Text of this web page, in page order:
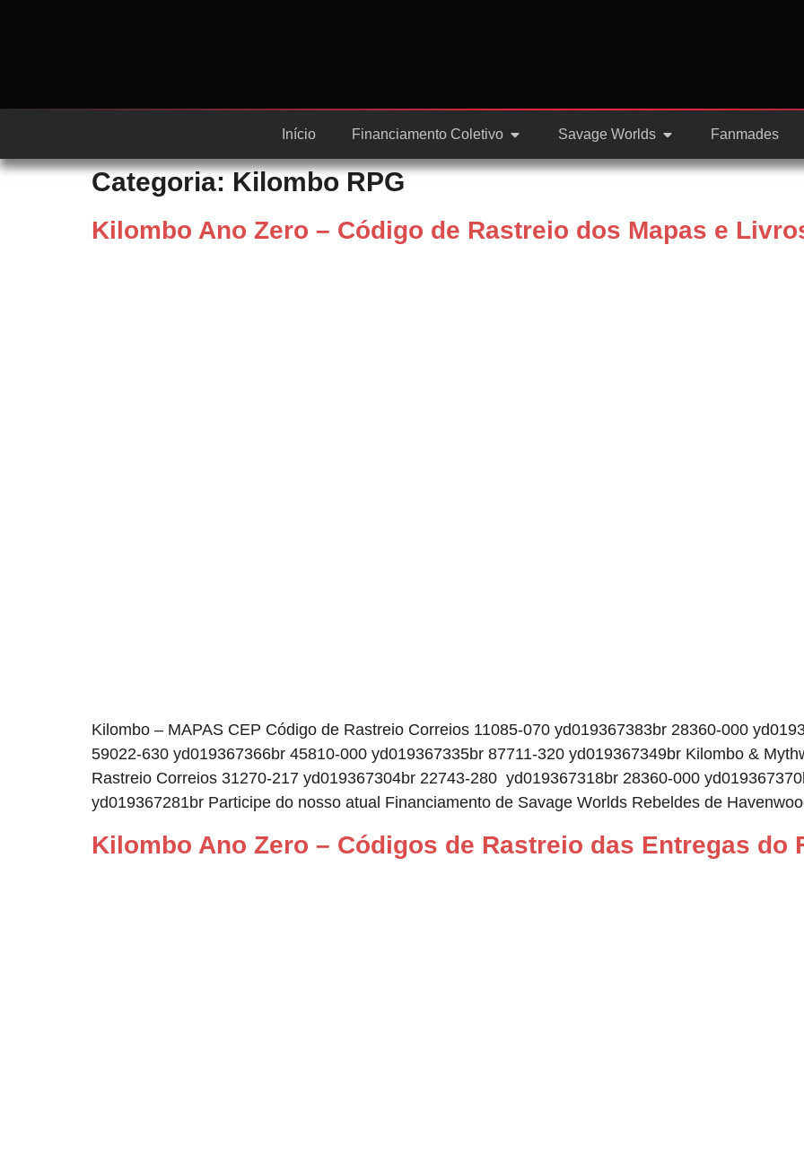
Início Financiamento Coletivo Savage Worlds Fanmades
Categoria:Kilombo RPG
Kilombo Ano Zero – Código de Rastreio dos Mapas e
Kilombo – MAPAS CEP Código de Rastreio Correios 11085-070 yd019367383br 28360-000
59022-630 yd019367366br 45810-000 yd019367335br 87711-320 yd019367349br Kilombo &
Rastreio Correios 31270-217 yd019367304br 22743-280 yd019367318br 28360-000
yd019367281br Participe do nosso atual Financiamento de Savage Worlds Rebeldes de
Kilombo Ano Zero – Códigos de Rastreio das Entregas do